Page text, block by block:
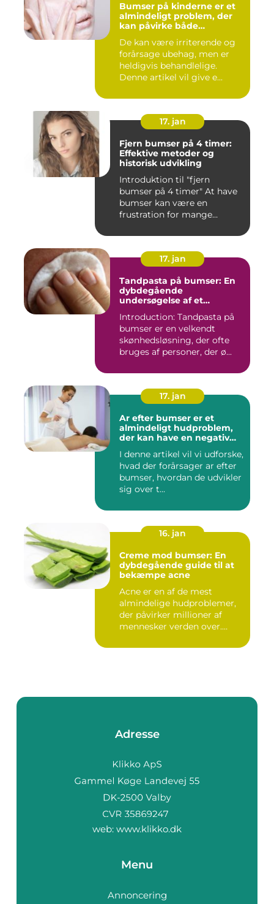
Bumser på kinderne er et
almindeligt problem, der
kan påvirke både
De kan være irriterende og
forårsage ubehag, men er
heldigvis behandlelige.
Denne artikel vil give e...
17. jan
Fjern bumser på 4 timer:
Effektive metoder og
historisk udvikling
Introduktion til "fjern
bumser på 4 timer" At have
bumser kan være en
frustration for mange
17. jan
Tandpasta på bumser: En
dybdegående
undersøgelse af et
Introduction: Tandpasta på
bumser er en velkendt
skønhedsløsning, der ofte
bruges af personer, der ø...
17. jan
Ar efter bumser er et
almindeligt hudproblem,
der kan have en negativ
selvtillid og trivsel
I denne artikel vil vi udforske,
hvad der forårsager ar efter
bumser, hvordan de udvikler
sig over t...
16. jan
Creme mod bumser: En
dybdegående guide til at
bekæmpe acne
Acne er en af de mest
almindelige hudproblemer,
der påvirker millioner af
mennesker verden over.
Adresse
web: www.klikko.dk
Menu
Annoncering